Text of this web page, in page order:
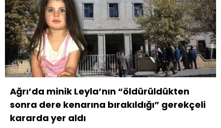
Ağrı’da minik Leyla’nın “öldürüldükten
sonra dere kenarına bırakıldığı” gerekçeli
kararda yer aldı